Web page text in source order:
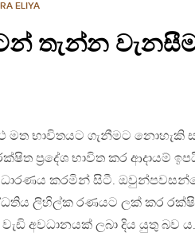
ELIYA
තැන්න
මත භාවිතයට ගැනීමට
ප‍්‍රදේශ භාවිත කර ආදායම්
කරමින් සිටී.
ලිහිල්ක රණයට ලක් කර
අවධානයක් ලබා දිය යුතු බව